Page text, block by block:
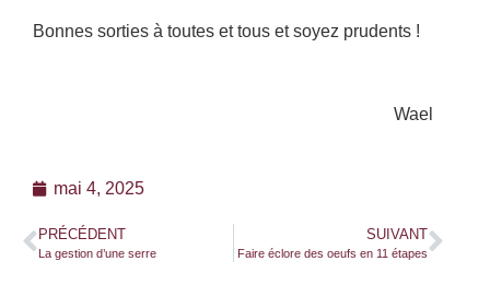
Bonnes sorties à toutes et tous et soyez prudents !
Wael
mai 4, 2025
PRÉCÉDENT
La gestion d’une serre
SUIVANT
Faire éclore des oeufs en 11 étapes